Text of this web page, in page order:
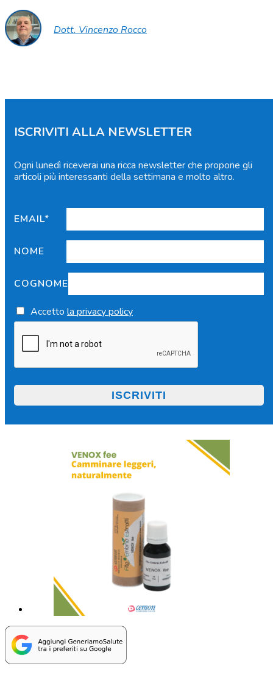
Dott. Vincenzo Rocco
ISCRIVITI ALLA NEWSLETTER
Ogni lunedì riceverai una ricca newsletter che propone gli
articoli più interessanti della settimana e molto altro.
EMAIL*
NOME
COGNOME
Accetto la privacy policy